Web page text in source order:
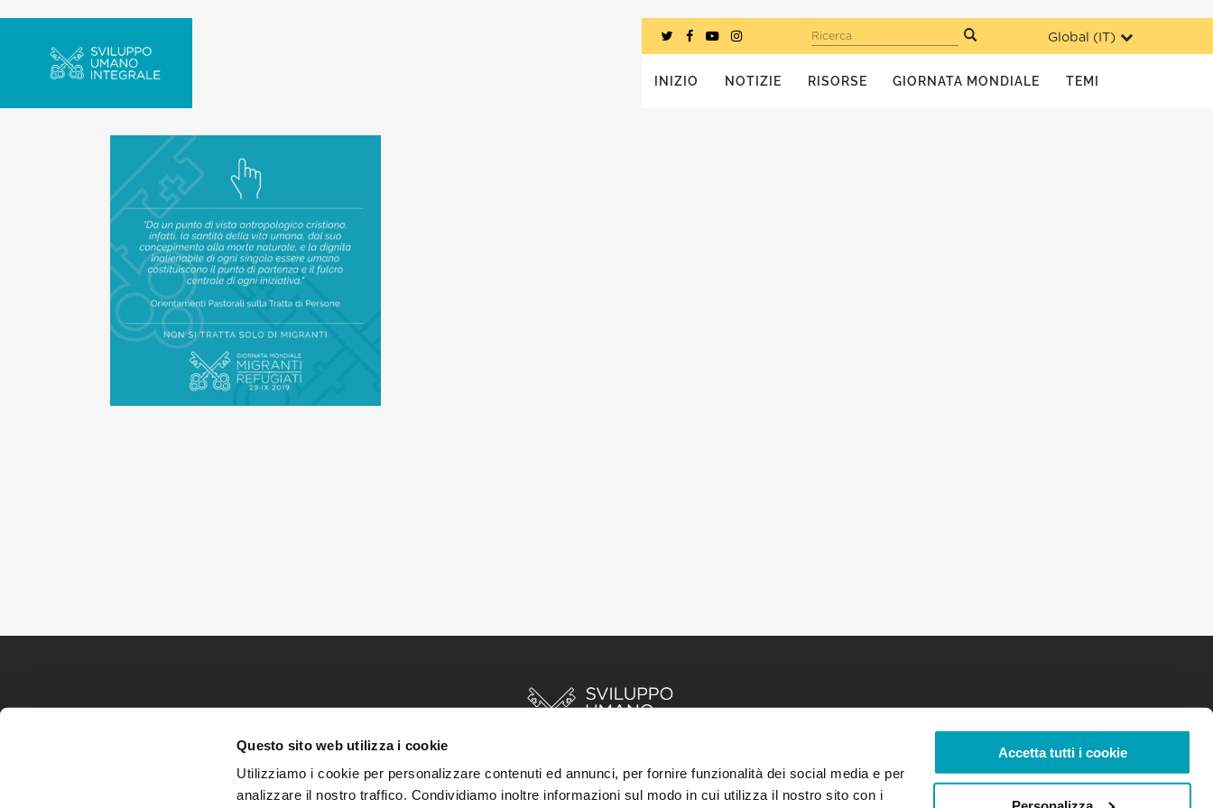
Questo sito web utilizza i cookie
Utilizziamo i cookie per personalizzare contenuti ed annunci, per fornire funzionalità dei social media e per
analizzare il nostro traffico. Condividiamo inoltre informazioni sul modo in cui utilizza il nostro sito con i
Accetta tutti i cookie
Global ( IT)
Ricerca
INIZIO NOTIZIE RISORSE GIORNATA MONDIALE TEMI
INIZIO STORIE RISORSE